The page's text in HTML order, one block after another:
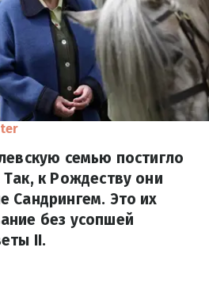
семью постигло
к Рождеству они
Сандрингем. Это их
без усопшей
II.